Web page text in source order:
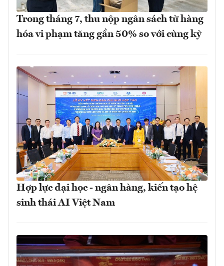
Trong tháng 7, thu nộp ngân sách từ hàng
hóa vi phạm tăng gần 50% so với cùng kỳ
Hợp lực đại học - ngân hàng, kiến tạo hệ
sinh thái AI Việt Nam